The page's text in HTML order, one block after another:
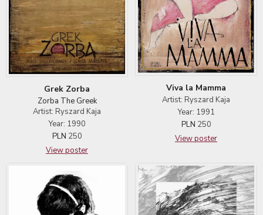
Grek Zorba
Zorba The Greek
Artist: Ryszard Kaja
Year: 1990
PLN 250
View poster
Viva la Mamma
Artist: Ryszard Kaja
Year: 1991
PLN 250
View poster